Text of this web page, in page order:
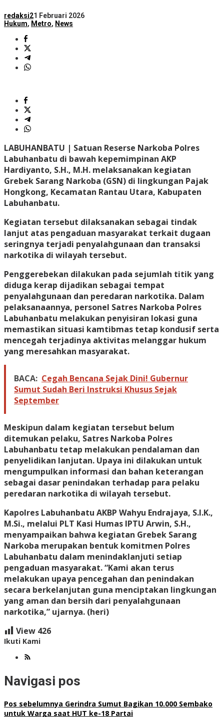
redaksi21 Februari 2026
Hukum, Metro, News
LABUHANBATU | Satuan Reserse Narkoba Polres
Labuhanbatu di bawah kepemimpinan AKP
Hardiyanto, S.H., M.H. melaksanakan kegiatan
Grebek Sarang Narkoba (GSN) di lingkungan Pajak
Hongkong, Kecamatan Rantau Utara, Kabupaten
Labuhanbatu.
Kegiatan tersebut dilaksanakan sebagai tindak
lanjut atas pengaduan masyarakat terkait dugaan
seringnya terjadi penyalahgunaan dan transaksi
narkotika di wilayah tersebut.
Penggerebekan dilakukan pada sejumlah titik yang
diduga kerap dijadikan sebagai tempat
penyalahgunaan dan peredaran narkotika. Dalam
pelaksanaannya, personel Satres Narkoba Polres
Labuhanbatu melakukan penyisiran lokasi guna
memastikan situasi kamtibmas tetap kondusif serta
mencegah terjadinya aktivitas melanggar hukum
yang meresahkan masyarakat.
BACA: Cegah Bencana Sejak Dini! Gubernur
Sumut Sudah Beri Instruksi Khusus Sejak
September
Meskipun dalam kegiatan tersebut belum
ditemukan pelaku, Satres Narkoba Polres
Labuhanbatu tetap melakukan pendalaman dan
penyelidikan lanjutan. Upaya ini dilakukan untuk
mengumpulkan informasi dan bahan keterangan
sebagai dasar penindakan terhadap para pelaku
peredaran narkotika di wilayah tersebut.
Kapolres Labuhanbatu AKBP Wahyu Endrajaya, S.I.K.,
M.Si., melalui PLT Kasi Humas IPTU Arwin, S.H.,
menyampaikan bahwa kegiatan Grebek Sarang
Narkoba merupakan bentuk komitmen Polres
Labuhanbatu dalam menindaklanjuti setiap
pengaduan masyarakat. “Kami akan terus
melakukan upaya pencegahan dan penindakan
secara berkelanjutan guna menciptakan lingkungan
yang aman dan bersih dari penyalahgunaan
narkotika,” ujarnya. (heri)
View 426
Ikuti Kami
Navigasi pos
Pos sebelumnya Gerindra Sumut Bagikan 10.000 Sembako
untuk Warga saat HUT ke-18 Partai